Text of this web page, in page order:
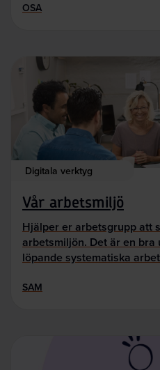
OSA
Digitala verktyg
Vår arbetsmiljö
Hjälper er arbetsgrupp att
arbetsmiljön. Det är en
löpande systematiska
SAM